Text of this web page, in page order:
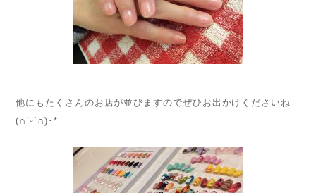
他にもたくさんのお店が並びますのでぜひお出かけくださいね
(∩ˊᵕˋ∩)･*